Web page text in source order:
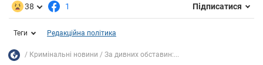
38 1 Підписатися
Теги Редакційна політика
Кримінальні новини За дивних обставин:...